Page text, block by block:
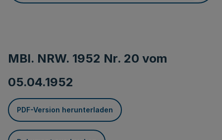
MBl. NRW. 1952 Nr. 20 vom
05.04.1952
PDF-Version herunterladen